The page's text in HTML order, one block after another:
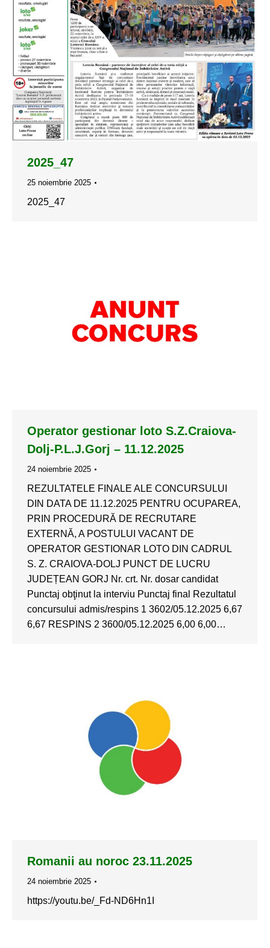
2025_47
25 noiembrie 2025
2025_47
Operator gestionar loto S.Z.Craiova-
Dolj-P.L.J.Gorj – 11.12.2025
24 noiembrie 2025
REZULTATELE FINALE ALE CONCURSULUI
DIN DATA DE 11.12.2025 PENTRU OCUPAREA,
PRIN PROCEDURĂ DE RECRUTARE
EXTERNĂ, A POSTULUI VACANT DE
OPERATOR GESTIONAR LOTO DIN CADRUL
S. Z. CRAIOVA-DOLJ PUNCT DE LUCRU
JUDEȚEAN GORJ Nr. crt. Nr. dosar candidat
Punctaj obţinut la interviu Punctaj final Rezultatul
concursului admis/respins 1 3602/05.12.2025 6,67
6,67 RESPINS 2 3600/05.12.2025 6,00 6,00…
Romanii au noroc 23.11.2025
24 noiembrie 2025
https://youtu.be/_Fd-ND6Hn1I